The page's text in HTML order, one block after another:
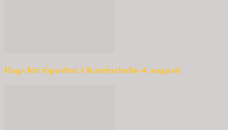
Dags för löparfest i Katrineholm 4 augusti